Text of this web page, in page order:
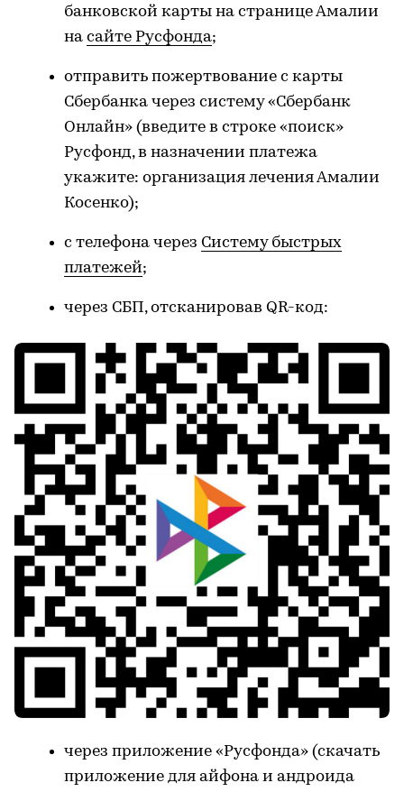
банковской карты на странице Амалии
на сайте Русфонда;
отправить пожертвование с карты
Сбербанка через систему «Сбербанк
Онлайн» (введите в строке «поиск»
Русфонд, в назначении платежа
укажите: организация лечения Амалии
Косенко);
с телефона через Систему быстрых
платежей;
через СБП, отсканировав QR-код:
через приложение «Русфонда» (скачать
приложение для айфона и андроида